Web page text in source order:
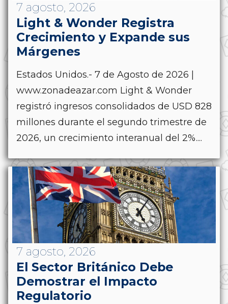
7 agosto, 2026
Light & Wonder Registra
Crecimiento y Expande sus
Márgenes
Estados Unidos.- 7 de Agosto de 2026 |
www.zonadeazar.com Light & Wonder
registró ingresos consolidados de USD 828
millones durante el segundo trimestre de
2026, un crecimiento interanual del 2%....
7 agosto, 2026
El Sector Británico Debe
Demostrar el Impacto
Regulatorio